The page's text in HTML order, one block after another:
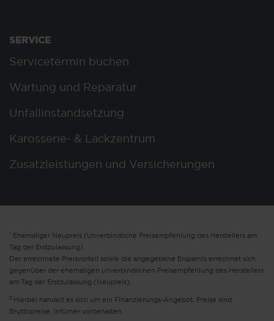
SERVICE
Servicetermin buchen
Wartung und Reparatur
Unfallinstandsetzung
Karosserie- & Lackzentrum
Zusatzleistungen und Versicherungen
1 Ehemaliger Neupreis (Unverbindliche Preisempfehlung des Herstellers am
Tag der Erstzulassung).
Der errechnete Preisvorteil sowie die angegebene Ersparnis errechnet sich
gegenüber der ehemaligen unverbindlichen Preisempfehlung des Herstellers
am Tag der Erstzulassung (Neupreis).
2 Hierbei handelt es sich um ein Finanzierungs-Angebot. Preise sind
Bruttopreise. Irrtümer vorbehalten.